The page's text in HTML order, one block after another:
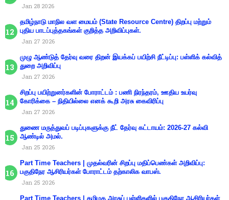
Jan 28 2026
தமிழ்நாடு மாநில வள மையம் (State Resource Centre) திறப்பு மற்றும்
புதிய பாடப்புத்தகங்கள் குறித்த அறிவிப்புகள்.
Jan 27 2026
முழு ஆண்டுத் தேர்வு வரை திறன் இயக்கப் பயிற்சி நீட்டிப்பு: பள்ளிக் கல்வித்
துறை அறிவிப்பு
Jan 27 2026
சிறப்பு பயிற்றுனர்களின் போராட்டம் : பணி நிரந்தரம், ஊதிய உயர்வு
கோரிக்கை – நிதியில்லை எனக் கூறி அரசு கைவிரிப்பு
Jan 27 2026
துணை மருத்துவப் படிப்புகளுக்கு நீட் தேர்வு கட்டாயம்: 2026-27 கல்வி
ஆண்டில் அமல்.
Jan 25 2026
Part Time Teachers | முதல்வரின் சிறப்பு மதிப்பெண்கள் அறிவிப்பு:
பகுதிநேர ஆசிரியர்கள் போராட்டம் தற்காலிக வாபஸ்.
Jan 25 2026
Part Time Teachers | தமிழக அரசுப் பள்ளிகளில் பகுதிநேர ஆசிரியர்கள்